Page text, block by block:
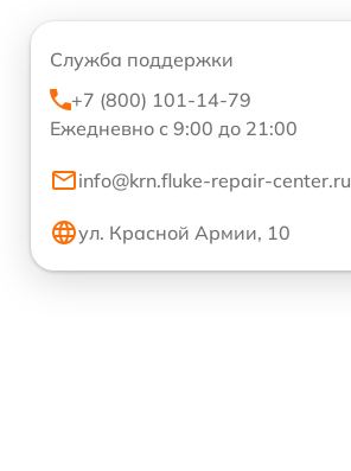
Служба поддержки
+7 (800) 101-14-79
Ежедневно с 9:00 до 21:00
info@krn.fluke-repair-center.ru
ул. Красной Армии, 10